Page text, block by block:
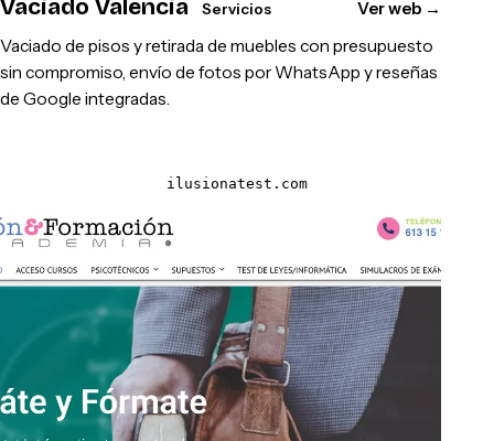
Vaciado Valencia Servicios Ver web →
Vaciado de pisos y retirada de muebles con presupuesto
sin compromiso, envío de fotos por WhatsApp y reseñas
de Google integradas.
ilusionatest.com